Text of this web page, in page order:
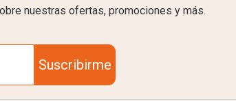
nuestras ofertas, promociones y más.
Suscribirme